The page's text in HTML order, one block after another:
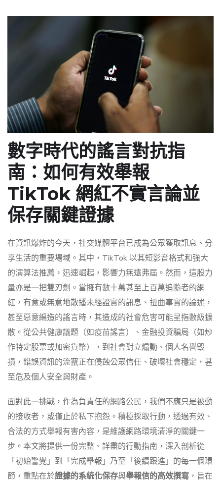
數字時代的謠言對抗指
南：如何有效舉報
TikTok 網紅不實言論並
保存關鍵證據
在資訊爆炸的今天，社交媒體平台已成為公眾獲取訊息、分
享生活的重要場域。其中，TikTok 以其短影音格式和強大
的演算法推薦，迅速崛起，影響力無遠弗屆。然而，這股力
量亦是一把雙刃劍。當擁有數十萬甚至上百萬追隨者的網
紅，有意或無意地散播未經證實的訊息、扭曲事實的論述，
甚至惡意編造的謠言時，其造成的社會危害可能呈指數級擴
散。從公共健康議題（如疫苗謠言）、金融投資騙局（如炒
作特定股票或加密貨幣），到社會對立煽動、個人名譽毀
損，錯誤資訊的流竄正在侵蝕公眾信任、破壞社會穩定，甚
至危及個人安全與財產。
面對此一挑戰，作為負責任的網路公民，我們不應只是被動
的接收者，或僅止於私下抱怨。積極採取行動，透過有效、
合法的方式舉報有害內容，是維護網路環境清淨的關鍵一
步。本文將提供一份完整、詳盡的行動指南，深入剖析從
「初始警覺」到「完成舉報」乃至「後續跟進」的每一個環
節，重點在於證據的系統化保存與舉報信的高效撰寫 ，旨在